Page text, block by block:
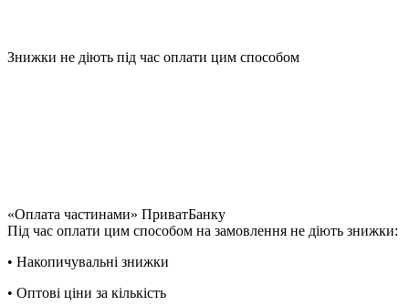
Знижки не діють під час оплати цим способом
«Оплата частинами» ПриватБанку
Під час оплати цим способом на замовлення не діють знижки:
• Накопичувальні знижки
• Оптові ціни за кількість